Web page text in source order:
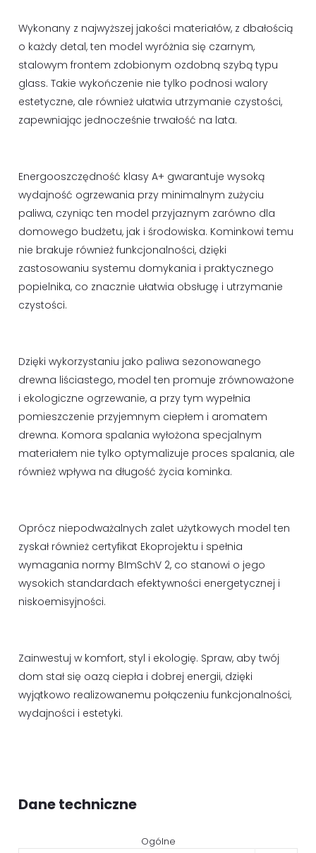
Wykonany z najwyższej jakości materiałów, z dbałością
o każdy detal, ten model wyróżnia się czarnym,
stalowym frontem zdobionym ozdobną szybą typu
glass. Takie wykończenie nie tylko podnosi walory
estetyczne, ale również ułatwia utrzymanie czystości,
zapewniając jednocześnie trwałość na lata.
Energooszczędność klasy A+ gwarantuje wysoką
wydajność ogrzewania przy minimalnym zużyciu
paliwa, czyniąc ten model przyjaznym zarówno dla
domowego budżetu, jak i środowiska. Kominkowi temu
nie brakuje również funkcjonalności, dzięki
zastosowaniu systemu domykania i praktycznego
popielnika, co znacznie ułatwia obsługę i utrzymanie
czystości.
Dzięki wykorzystaniu jako paliwa sezonowanego
drewna liściastego, model ten promuje zrównoważone
i ekologiczne ogrzewanie, a przy tym wypełnia
pomieszczenie przyjemnym ciepłem i aromatem
drewna. Komora spalania wyłożona specjalnym
materiałem nie tylko optymalizuje proces spalania, ale
również wpływa na długość życia kominka.
Oprócz niepodważalnych zalet użytkowych model ten
zyskał również certyfikat Ekoprojektu i spełnia
wymagania normy BImSchV 2, co stanowi o jego
wysokich standardach efektywności energetycznej i
niskoemisyjności.
Zainwestuj w komfort, styl i ekologię. Spraw, aby twój
dom stał się oazą ciepła i dobrej energii, dzięki
wyjątkowo realizowanemu połączeniu funkcjonalności,
wydajności i estetyki.
Dane techniczne
Ogólne